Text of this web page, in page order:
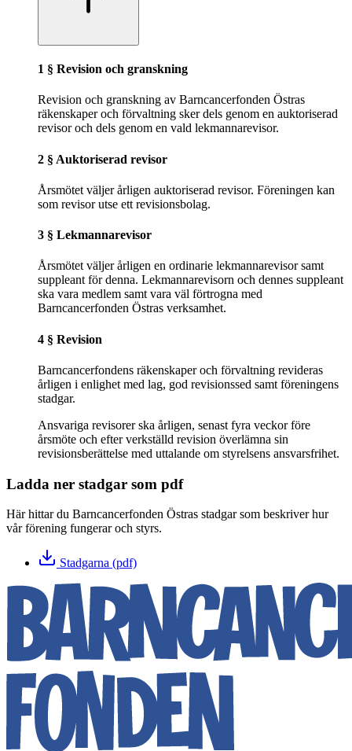
1 § Revision och granskning
Revision och granskning av Barncancerfonden Östras
räkenskaper och förvaltning sker dels genom en auktoriserad
revisor och dels genom en vald lekmannarevisor.
2 § Auktoriserad revisor
Årsmötet väljer årligen auktoriserad revisor. Föreningen kan
som revisor utse ett revisionsbolag.
3 § Lekmannarevisor
Årsmötet väljer årligen en ordinarie lekmannarevisor samt
suppleant för denna. Lekmannarevisorn och dennes suppleant
ska vara medlem samt vara väl förtrogna med
Barncancerfonden Östras verksamhet.
4 § Revision
Barncancerfondens räkenskaper och förvaltning revideras
årligen i enlighet med lag, god revisionssed samt föreningens
stadgar.
Ansvariga revisorer ska årligen, senast fyra veckor före
årsmöte och efter verkställd revision överlämna sin
revisionsberättelse med uttalande om styrelsens ansvarsfrihet.
Ladda ner stadgar som pdf
Här hittar du Barncancerfonden Östras stadgar som beskriver hur
vår förening fungerar och styrs.
Stadgarna (pdf)